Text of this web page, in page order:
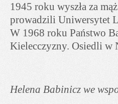
1945 roku wyszła za
prowadzili Uniwersytet
W 1968 roku Państwo
Kielecczyzny. Osiedli w
Helena Babinicz we